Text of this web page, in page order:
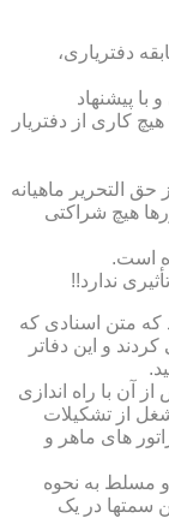
دفتریاری،
با پیشنهاد
کاری از دفتریار
شریک است (15 درصد از حق التحریر ماهیانه
هیچ شراکتی
است.
ندارد!!
که متن اسنادی که
و این دفاتر
و سال های پس از آن با راه اندازی
شغل از تشکیلات
های ماهر و
مسلط به نحوه
سمتها در یک